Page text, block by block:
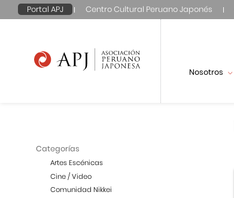
Portal APJ Centro Cultural Peruano Japonés
Nosotros
Categorías
Artes Escénicas
Cine / Video
Comunidad Nikkei